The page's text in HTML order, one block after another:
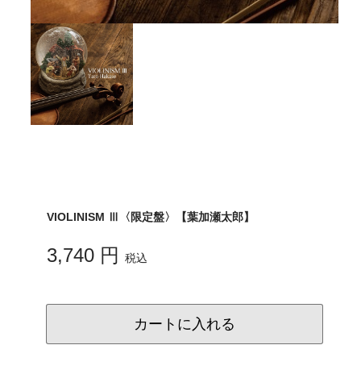
VIOLINISM Ⅲ〈限定盤〉【葉加瀬太郎】
3,740 円 税込
カートに入れる